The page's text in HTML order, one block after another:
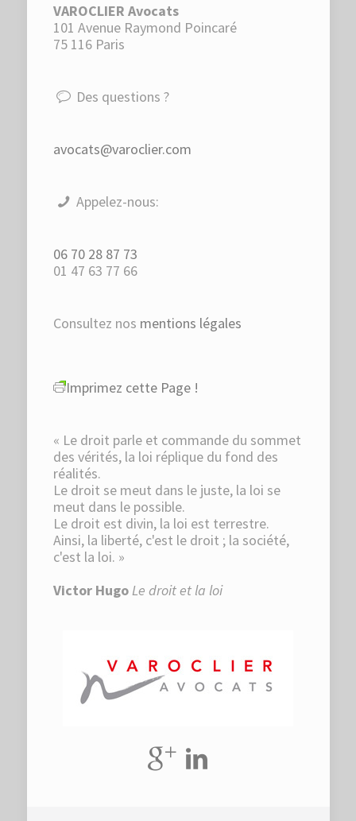
VAROCLIER Avocats
101 Avenue Raymond Poincaré
75 116 Paris
Des questions ?
avocats@varoclier.com
Appelez-nous:
06 70 28 87 73
01 47 63 77 66
Consultez nos mentions légales
Imprimez cette Page !
« Le droit parle et commande du sommet
des vérités, la loi réplique du fond des
réalités.
Le droit se meut dans le juste, la loi se
meut dans le possible.
Le droit est divin, la loi est terrestre.
Ainsi, la liberté, c'est le droit ; la société,
c'est la loi. »
Victor HugoLe droit et la loi